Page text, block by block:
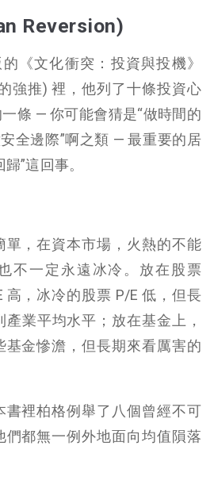
Reversion)
《文化衝突：投資與投機》
強推) 裡，他列了十條投資心
條 — 你可能會猜是“做時間的
全邊際”啊之類 — 最重要的居
”這回事。
單，在資本市場，火熱的不能
不一定永遠冰冷。放在股票
高，冰冷的股票 P/E 低，但長
業平均水平；放在基金上，
基金慘澹，但長期來看厲害的
書裡柏格例舉了八個曾經不可
們都無一例外地面向均值隕落